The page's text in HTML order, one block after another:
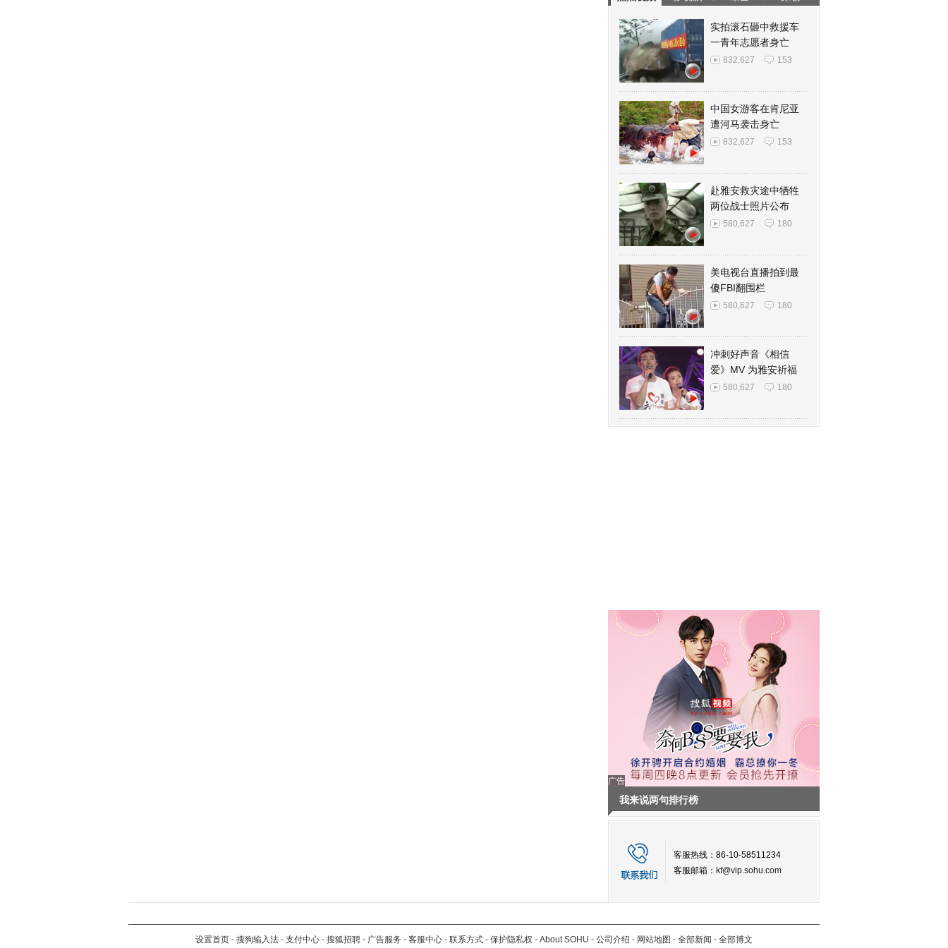
实拍滚石砸中救援车
一青年志愿者身亡
832,627 153
中国女游客在肯尼亚
遭河马袭击身亡
832,627 153
赴雅安救灾途中牺牲
两位战士照片公布
580,627 180
美电视台直播拍到最
傻FBI翻围栏
580,627 180
冲刺好声音《相信
爱》MV 为雅安祈福
580,627 180
广告
我来说两句排行榜
客服热线：86-10-58511234
客服邮箱： kf@vip.sohu.com
设置首页 - 搜狗输入法 - 支付中心 - 搜狐招聘 - 广告服务 - 客服中心 - 联系方式 - 保护隐私权 - About SOHU - 公司介绍 - 网站地图 - 全部新闻 - 全部博文